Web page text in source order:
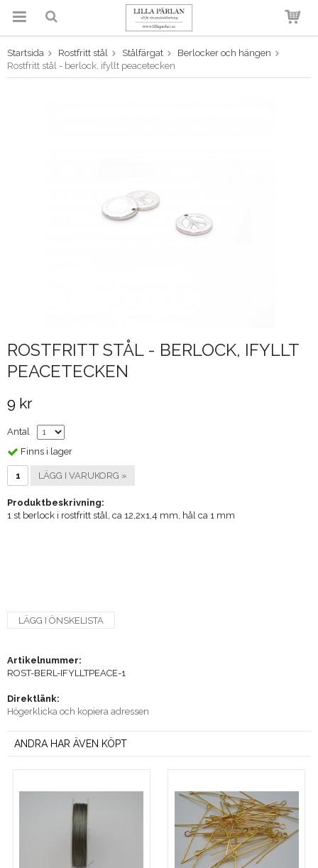
Produkten har blivit tillagd i
varukorgen
Startsida Rostfritt stål Stålfärgat
Berlocker och hängen
Rostfritt stål - berlock, ifyllt peacetecken
ROSTFRITT STÅL - BERLOCK, IFYLLT
PEACETECKEN
9 kr
Antal
Finns i lager
LÄGG I VARUKORG »
Produktbeskrivning:
1 st berlock i rostfritt stål, ca 12,2x1,4 mm, hål ca 1 mm
LÄGG I ÖNSKELISTA
Artikelnummer:
ROST-BERL-IFYLLTPEACE-1
Direktlänk:
Högerklicka och kopiera adressen
ANDRA HAR ÄVEN KÖPT